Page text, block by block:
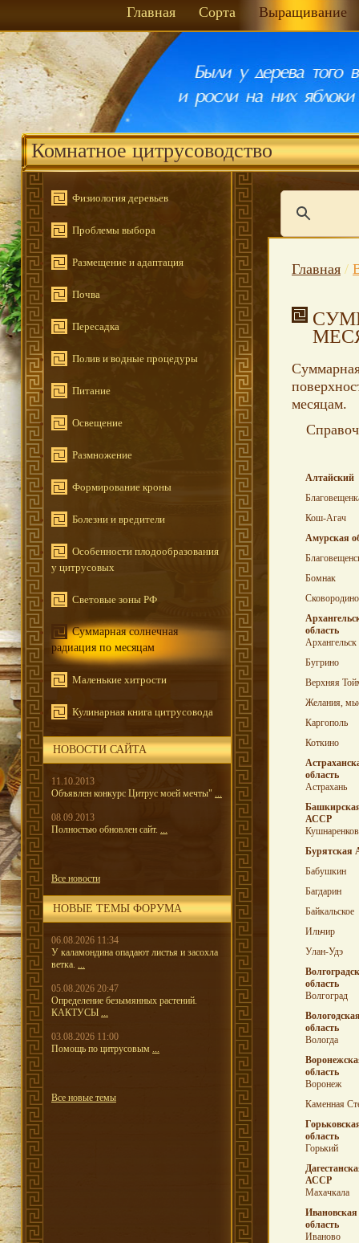
Главная Сорта Выращивание
Комнатное цитрусоводство
Физиология деревьев
Проблемы выбора
Размещение и адаптация
Почва
Пересадка
Полив и водные процедуры
Питание
Освещение
Размножение
Формирование кроны
Болезни и вредители
Особенности плодообразования
у цитрусовых
Световые зоны РФ
Суммарная солнечная
радиация по месяцам
Маленькие хитрости
Кулинарная книга цитрусовода
НОВОСТИ САЙТА
11.10.2013
Объявлен конкурс Цитрус моей мечты" ...
08.09.2013
Полностью обновлен сайт. ...
Все новости
НОВЫЕ ТЕМЫ ФОРУМА
06.08.2026 11:34
У каламондина опадают листья и засохла
ветка. ...
05.08.2026 20:47
Определение безымянных растений.
КАКТУСЫ ...
03.08.2026 11:00
Помощь по цитрусовым ...
Все новые темы
Главная /
месяцам.
Алтайский
Кош-Агач
Амурская
Бомнак
Сковородино
область
Архангельск
Бугрино
Верхняя
Желания,
Каргополь
Коткино
область
Астрахань
АССР
Бурятская
Бабушкин
Багдарин
Байкальское
Ильчир
Улан-Удэ
область
Волгоград
область
Вологда
область
Воронеж
Каменная
область
Горький
АССР
Махачкала
Ивановская
область
Иваново